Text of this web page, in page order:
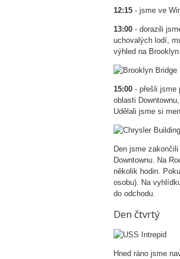
12:15 - jsme ve
13:00 - dorazili
uchovalých lodí,
výhled na Brooklyn
15:00 - přešli jsme
oblasti
Udělali jsme si
Den jsme
Downtownu. Na
několik hodin.
osobu). Na
do odchodu.
Den čtvrtý
Hned ráno jsme